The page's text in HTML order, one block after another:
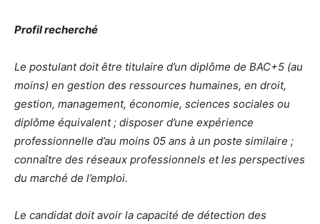
Profil recherché
Le postulant doit être titulaire d’un diplôme de BAC+5 (au
moins) en gestion des ressources humaines, en droit,
gestion, management, économie, sciences sociales ou
diplôme équivalent ; disposer d’une expérience
professionnelle d’au moins 05 ans à un poste similaire ;
connaître des réseaux professionnels et les perspectives
du marché de l’emploi.
Le candidat doit avoir la capacité de détection des